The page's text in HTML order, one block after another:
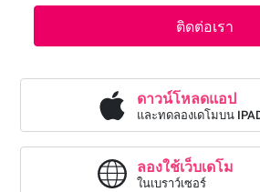
ติดต่อเรา
ดาวน์โหลดแอป
และทดลองเดโมบน
ลองใช้เว็บเดโม
ในเบราว์เซอร์